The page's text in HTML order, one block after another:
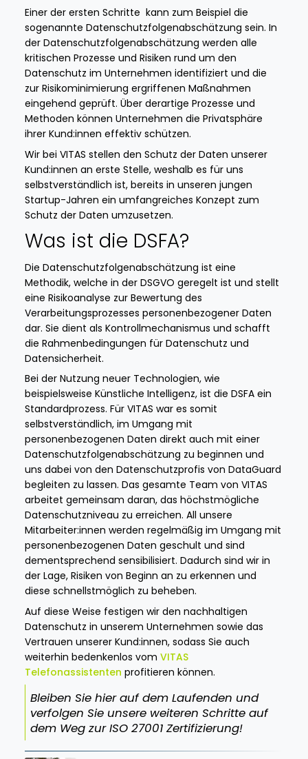
Einer der ersten Schritte kann zum Beispiel die
sogenannte Datenschutzfolgenabschätzung sein. In
der Datenschutzfolgenabschätzung werden alle
kritischen Prozesse und Risiken rund um den
Datenschutz im Unternehmen identifiziert und die
zur Risikominimierung ergriffenen Maßnahmen
eingehend geprüft. Über derartige Prozesse und
Methoden können Unternehmen die Privatsphäre
ihrer Kund:innen effektiv schützen.
Wir bei VITAS stellen den Schutz der Daten unserer
Kund:innen an erste Stelle, weshalb es für uns
selbstverständlich ist, bereits in unseren jungen
Startup-Jahren ein umfangreiches Konzept zum
Schutz der Daten umzusetzen.
Was ist die DSFA?
Die Datenschutzfolgenabschätzung ist eine
Methodik, welche in der DSGVO geregelt ist und stellt
eine Risikoanalyse zur Bewertung des
Verarbeitungsprozesses personenbezogener Daten
dar. Sie dient als Kontrollmechanismus und schafft
die Rahmenbedingungen für Datenschutz und
Datensicherheit.
Bei der Nutzung neuer Technologien, wie
beispielsweise Künstliche Intelligenz, ist die DSFA ein
Standardprozess. Für VITAS war es somit
selbstverständlich, im Umgang mit
personenbezogenen Daten direkt auch mit einer
Datenschutzfolgenabschätzung zu beginnen und
uns dabei von den Datenschutzprofis von DataGuard
begleiten zu lassen. Das gesamte Team von VITAS
arbeitet gemeinsam daran, das höchstmögliche
Datenschutzniveau zu erreichen. All unsere
Mitarbeiter:innen werden regelmäßig im Umgang mit
personenbezogenen Daten geschult und sind
dementsprechend sensibilisiert. Dadurch sind wir in
der Lage, Risiken von Beginn an zu erkennen und
diese schnellstmöglich zu beheben.
Auf diese Weise festigen wir den nachhaltigen
Datenschutz in unserem Unternehmen sowie das
Vertrauen unserer Kund:innen, sodass Sie auch
weiterhin bedenkenlos vom VITAS
Telefonassistenten profitieren können.
Bleiben Sie hier auf dem Laufenden und
verfolgen Sie unsere weiteren Schritte auf
dem Weg zur ISO 27001 Zertifizierung!